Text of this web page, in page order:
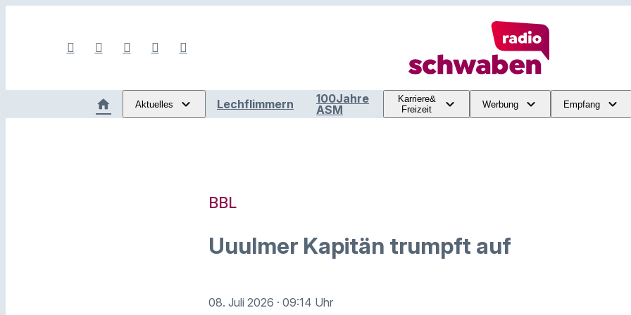
Aktuelles Lechflimmern
100Jahre
ASM
Karriere&
Freizeit
Werbung Empfang
BBL
Uuulmer Kapitän trumpft auf
08. Juli 2026 · 09:14 Uhr